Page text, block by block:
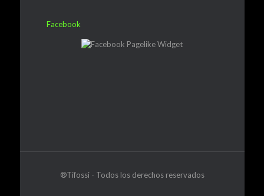
Facebook
®Tifossi - Todos los derechos reservados